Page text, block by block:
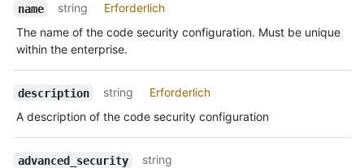
name string
Erforderlich
The name of the code security configuration. Must be unique
within the enterprise.
description string
Erforderlich
A description of the code security configuration
advanced_security
string